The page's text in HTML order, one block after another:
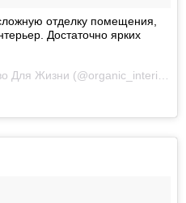
отделку помещения,
Достаточно ярких
A photo posted by Пространство Для Жизни (@organic_interior) on